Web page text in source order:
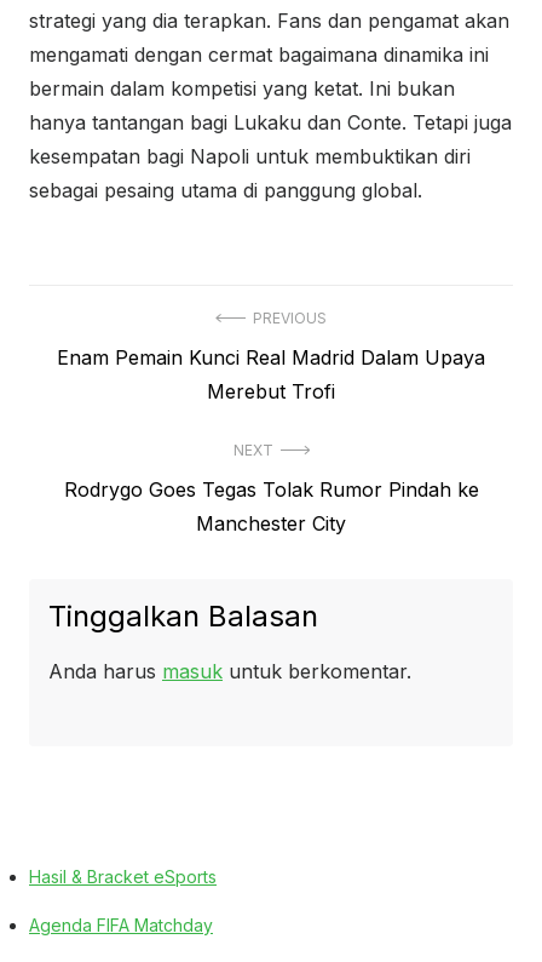
strategi yang dia terapkan. Fans dan pengamat akan
mengamati dengan cermat bagaimana dinamika ini
bermain dalam kompetisi yang ketat. Ini bukan
hanya tantangan bagi Lukaku dan Conte. Tetapi juga
kesempatan bagi Napoli untuk membuktikan diri
sebagai pesaing utama di panggung global.
pos
PREVIOUS
Previous
Enam Pemain Kunci Real Madrid Dalam Upaya
Merebut Trofi
NEXT
NextRodrygo Goes Tegas Tolak Rumor Pindah ke
Manchester City
Tinggalkan Balasan
Anda harus masuk untuk berkomentar.
Hasil & Bracket eSports
Agenda FIFA Matchday